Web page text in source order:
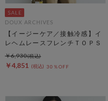
DOUX ARCHIVES
【イージーケア／接触冷感】イ
レヘムレースフレンチＴＯＰＳ
￥4,851 30％OFF
￥6,930